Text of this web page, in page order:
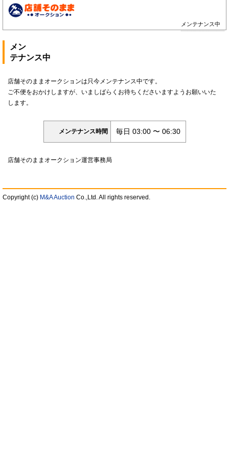
メンテナンス中
メン
テナンス中
店舗そのままオークションは只今メンテナンス中です。
ご不便をおかけしますが、いましばらくお待ちくださいますようお願いいた
します。
メンテナンス時間 毎日 03:00 〜 06:30
店舗そのままオークション運営事務局
Copyright (c) M&A Auction Co.,Ltd. All rights reserved.